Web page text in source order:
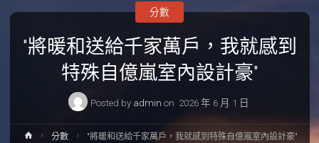
"將暖和送給千家萬戶，我就感到
特殊自億嵐室內設計豪"
Posted by admin on 2026 年 6 月 1 日
分數
Home分數 "將暖和送給千家萬戶，我就感到特殊自億嵐室內設計豪"